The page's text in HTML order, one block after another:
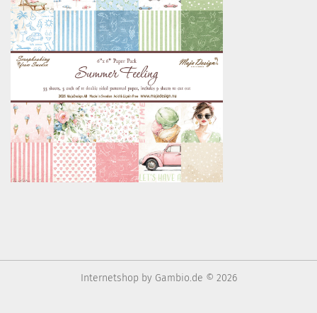
Internetshop by Gambio.de © 2026